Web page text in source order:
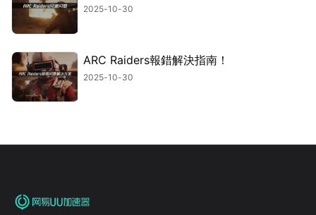
2025-10-30
ARC Raiders報錯解決指南！
2025-10-30